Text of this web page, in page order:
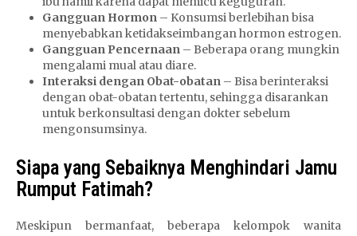
Gangguan Hormon– Konsumsi berlebihan bisa
menyebabkan ketidakseimbangan hormon estrogen.
Gangguan Pencernaan– Beberapa orang mungkin
mengalami mual atau diare.
Interaksi dengan Obat-obatan– Bisa berinteraksi
dengan obat-obatan tertentu, sehingga disarankan
untuk berkonsultasi dengan dokter sebelum
mengonsumsinya.
Siapa yang Sebaiknya Menghindari Jamu
Rumput Fatimah?
Meskipun bermanfaat, beberapa kelompok wanita